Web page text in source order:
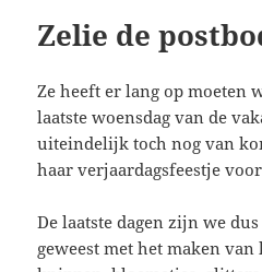
Zelie de
Ze heeft er lang op moeten
laatste woensdag van de
uiteindelijk toch nog van
haar verjaardagsfeestje
De laatste dagen zijn we
geweest met het maken